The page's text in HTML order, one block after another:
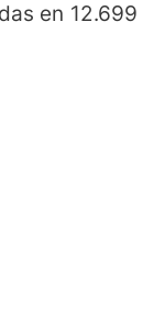
en 12.699